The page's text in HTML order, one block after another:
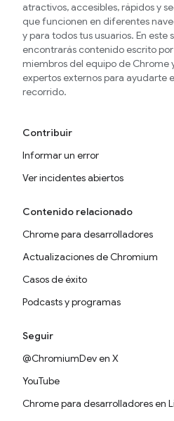
atractivos, accesibles, rápidos y
que funcionen en diferentes
y para todos tus usuarios. En este
encontrarás contenido escrito por
miembros del equipo de Chrome
expertos externos para ayudarte
recorrido.
Contribuir
Informar un error
Ver incidentes abiertos
Contenido relacionado
Chrome para desarrolladores
Actualizaciones de Chromium
Casos de éxito
Podcasts y programas
Seguir
@ChromiumDev en X
YouTube
Chrome para desarrolladores en